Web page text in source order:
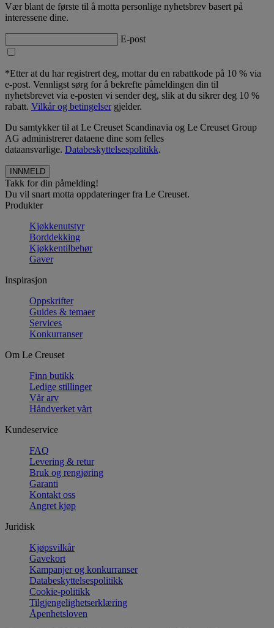
Vær blant de første til å motta personlige nyhetsbrev basert på
interessene dine.
E-post
*Etter at du har registrert deg, mottar du en rabattkode på 10 % via
e-post. Vennligst sørg for å bekrefte påmeldingen din til
nyhetsbrevet via e-posten vi sender deg, slik at du sikrer deg 10 %
rabatt. Vilkår og betingelsergjelder.
Du samtykker til at Le Creuset Scandinavia og Le Creuset Group
AG administrerer dataene dine som felles
dataansvarlige. Databeskyttelsespolitikk.
Takk for din påmelding!
Du vil snart motta oppdateringer fra Le Creuset.
Produkter
Kjøkkenutstyr
Borddekking
Kjøkkentilbehør
Gaver
Inspirasjon
Oppskrifter
Guides & temaer
Services
Konkurranser
Om Le Creuset
Finn butikk
Ledige stillinger
Vår arv
Håndverket vårt
Kundeservice
FAQ
Levering & retur
Bruk og rengjøring
Garanti
Kontakt oss
Angret kjøp
Juridisk
Kjøpsvilkår
Gavekort
Kampanjer og konkurranser
Databeskyttelsespolitikk
Cookie-politikk
Tilgjengelighetserklæring
Åpenhetsloven